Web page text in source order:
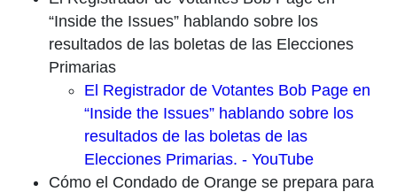
“Inside the Issues” hablando sobre los
resultados de las boletas de las Elecciones
Primarias
El Registrador de Votantes Bob Page en
“Inside the Issues” hablando sobre los
resultados de las boletas de las
Elecciones Primarias. - YouTube
Cómo el Condado de Orange se prepara para